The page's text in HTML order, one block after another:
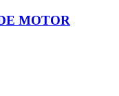
MOTOR